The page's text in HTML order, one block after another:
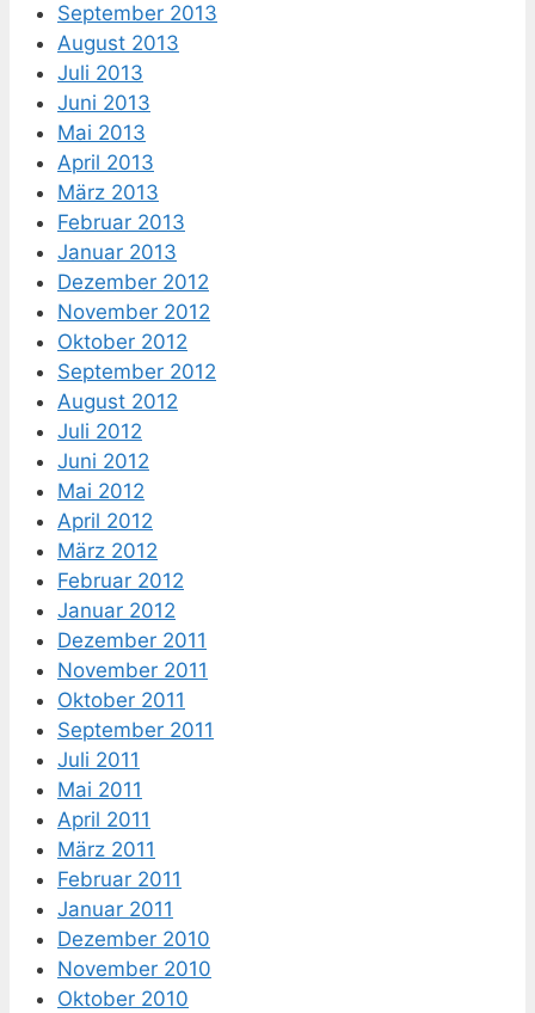
September 2013
August 2013
Juli 2013
Juni 2013
Mai 2013
April 2013
März 2013
Februar 2013
Januar 2013
Dezember 2012
November 2012
Oktober 2012
September 2012
August 2012
Juli 2012
Juni 2012
Mai 2012
April 2012
März 2012
Februar 2012
Januar 2012
Dezember 2011
November 2011
Oktober 2011
September 2011
Juli 2011
Mai 2011
April 2011
März 2011
Februar 2011
Januar 2011
Dezember 2010
November 2010
Oktober 2010